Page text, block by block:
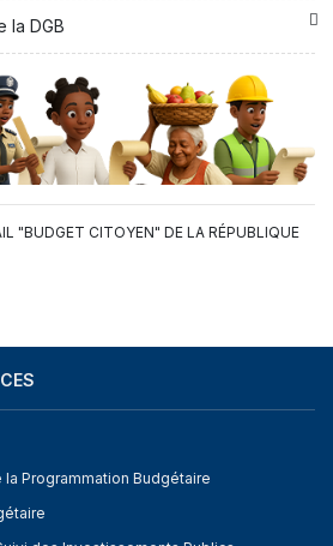
la DGB
"BUDGET CITOYEN" DE LA RÉPUBLIQUE
Programmation Budgétaire